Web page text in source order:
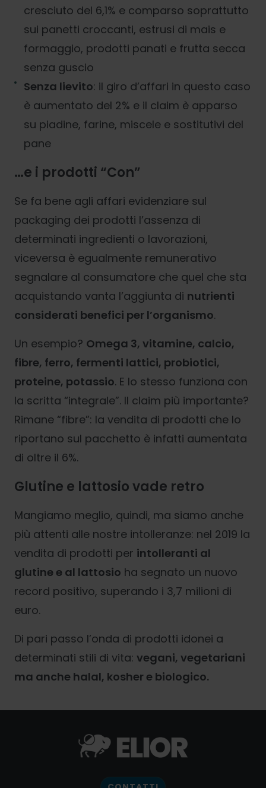
cresciuto del 6,1% e comparso soprattutto
sui panetti croccanti, estrusi di mais e
formaggio, prodotti panati e frutta secca
senza guscio
Senza lievito: il giro d’affari in questo caso
è aumentato del 2% e il claim è apparso
su piadine, farine, miscele e sostitutivi del
pane
…e i prodotti “Con”
Se fa bene agli affari evidenziare sul
packaging dei prodotti l’assenza di
determinati ingredienti o lavorazioni,
viceversa è egualmente remunerativo
segnalare al consumatore che quel che sta
acquistando vanta l’aggiunta di nutrienti
considerati benefici per l’organismo.
Un esempio? Omega 3, vitamine, calcio,
fibre, ferro, fermenti lattici, probiotici,
proteine, potassio. E lo stesso funziona con
la scritta “integrale”. Il claim più importante?
Rimane “fibre”: la vendita di prodotti che lo
riportano sul pacchetto è infatti aumentata
di oltre il 6%.
Glutine e lattosio vade retro
Mangiamo meglio, quindi, ma siamo anche
più attenti alle nostre intolleranze: nel 2019 la
vendita di prodotti per intolleranti al
glutine e al lattosio ha segnato un nuovo
record positivo, superando i 3,7 milioni di
euro.
Di pari passo l’onda di prodotti idonei a
determinati stili di vita: vegani, vegetariani
ma anche halal, kosher e biologico.